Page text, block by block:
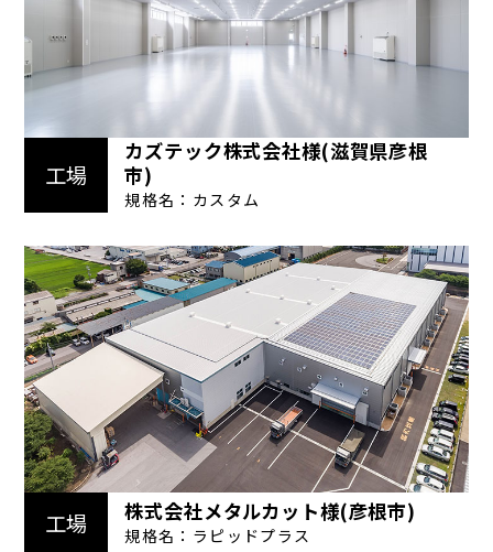
工場
カズテック株式会社様(滋賀県彦根
市)
規格名：カスタム
工場 株式会社メタルカット様(彦根市)
規格名：ラピッドプラス